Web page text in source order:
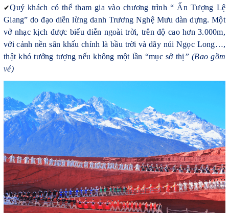
✔Quý khách có thể tham gia vào chương trình “ Ấn Tượng Lệ
Giang” do đạo diễn lừng danh Trương Nghệ Mưu dàn dựng. Một
vở nhạc kịch được biểu diễn ngoài trời, trên độ cao hơn 3.000m,
với cảnh nền sân khấu chính là bầu trời và dãy núi Ngọc Long…,
thật khó tưởng tượng nếu không một lần “mục sở thị ” (Bao gồm
vé)